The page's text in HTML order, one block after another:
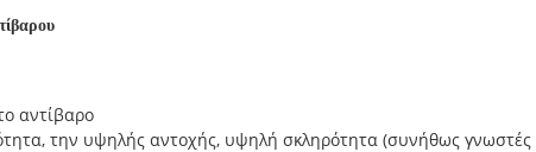
αντίβαρο
την υψηλής αντοχής, υψηλή σκληρότητα (συνήθως γνωστές